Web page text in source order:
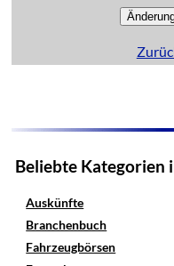
Beliebte Kategorien
Auskünfte
Branchenbuch
Fahrzeugbörsen